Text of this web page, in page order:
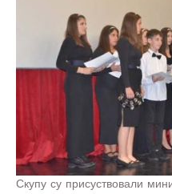
Скупу су присуствовали